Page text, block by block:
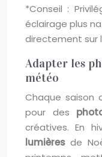
*Conseil :
éclairage plus
directement sur
Adapter les
météo
Chaque saison
pour des
créatives. En
lumièresde